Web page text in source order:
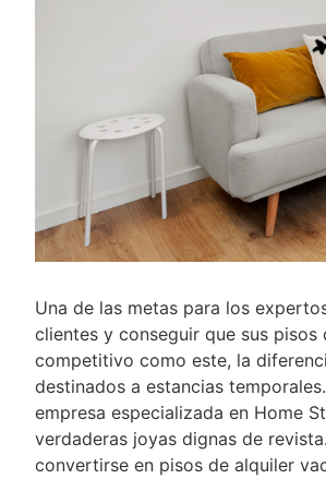
Una de las metas para los
clientes y conseguir que sus
competitivo como este, la
destinados a estancias
empresa especializada en Home
verdaderas joyas dignas de
convertirse en pisos de alquiler